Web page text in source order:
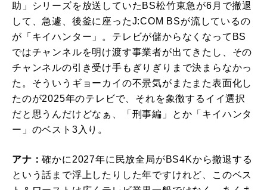
助」シリーズを放送していたBS松竹東急が6月で撤退
して、急遽、後釜に座ったJ:COM BSが流しているの
が「キイハンター」。テレビが儲からなくなってBS
ではチャンネルを明け渡す事業者が出てきたし、その
チャンネルの引き受け手もぎりぎりまで決まらなかっ
た。そういうギョーカイの不景気がまたまた表面化し
たのが2025年のテレビで、それを象徴するイイ選択
だと思うんだけどなぁ、「刑事編」とか「キイハンタ
ー」のベスト3入り。
アナ：確かに2027年に民放全局がBS4Kから撤退する
という話まで浮上したりした年ですけれど、このベス